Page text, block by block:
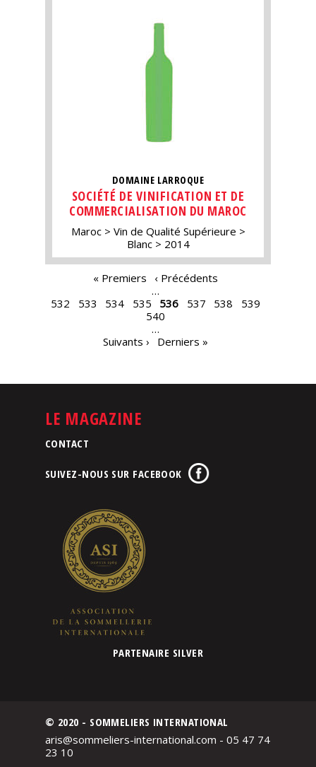
DOMAINE LARROQUE
SOCIÉTÉ DE VINIFICATION ET DE
COMMERCIALISATION DU MAROC
Maroc
Vin de Qualité Supérieure
Blanc
2014
« Premiers
‹ Précédents
…
532
533 534 535 536 537 538
539
540
…
Suivants ›
Derniers »
LE MAGAZINE
CONTACT
SUIVEZ-NOUS SUR FACEBOOK
PARTENAIRE SILVER
© 2020 - SOMMELIERS INTERNATIONAL
aris@sommeliers-international.com - 05 47 74
23 10